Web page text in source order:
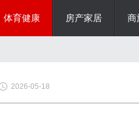
体育健康 房产家居 商
2026-05-18